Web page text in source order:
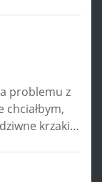
problemu z
chciałbym,
krzaki…